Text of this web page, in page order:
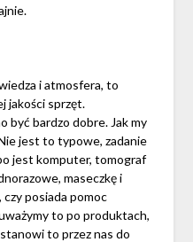
i atmosfera, to
jakości sprzęt.
być bardzo dobre. Jak my
jest to typowe, zadanie
jest komputer, tomograf
maseczkę i
posiada pomoc
to po produktach,
to przez nas do